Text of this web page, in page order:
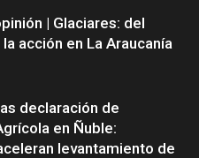
| Glaciares: del
acción en La Araucanía
declaración de
en Ñuble:
levantamiento de